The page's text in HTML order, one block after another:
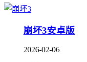
崩坏3安卓版
2026-02-06